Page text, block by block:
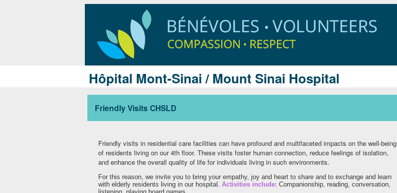
Hôpital Mont-Sinai / Mount Sinai Hospital
Friendly Visits CHSLD
Friendly visits in residential care facilities can have profound and multifaceted impacts on the well-being
of residents living on our 4th floor. These visits foster human connection, reduce feelings of isolation,
and enhance the overall quality of life for individuals living in such environments.
For this reason, we invite you to bring your empathy, joy and heart to share and to exchange and learn
with elderly residents living in our hospital. Activities include: Companionship, reading, conversation,